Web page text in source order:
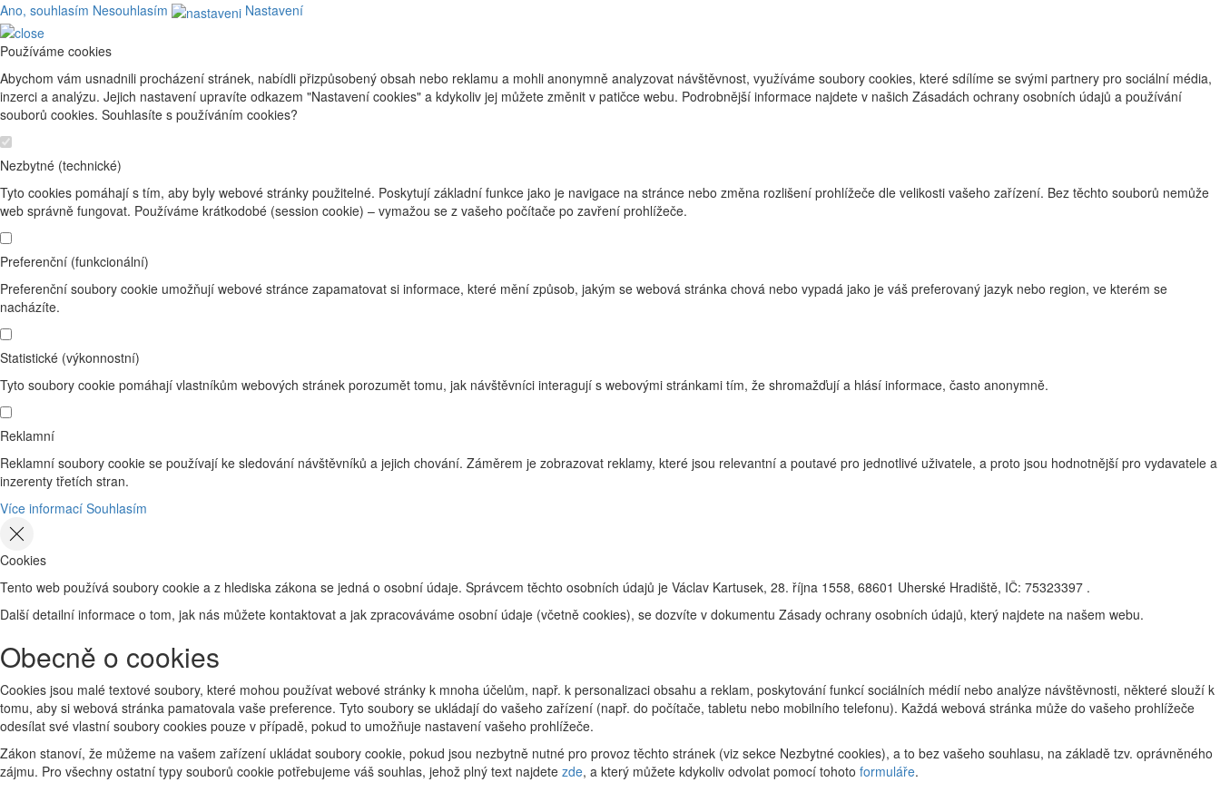
Ano, souhlasím Nesouhlasím Nastavení
Používáme cookies
Abychom vám usnadnili procházení stránek, nabídli přizpůsobený obsah nebo reklamu a mohli anonymně analyzovat návštěvnost, využíváme soubory cookies, které sdílíme se svými partnery pro sociální média,
inzerci a analýzu. Jejich nastavení upravíte odkazem "Nastavení cookies" a kdykoliv jej můžete změnit v patičce webu. Podrobnější informace najdete v našich Zásadách ochrany osobních údajů a používání
souborů cookies. Souhlasíte s používáním cookies?
Nezbytné (technické)
Tyto cookies pomáhají s tím, aby byly webové stránky použitelné. Poskytují základní funkce jako je navigace na stránce nebo změna rozlišení prohlížeče dle velikosti vašeho zařízení. Bez těchto souborů nemůže
web správně fungovat. Používáme krátkodobé (session cookie) – vymažou se z vašeho počítače po zavření prohlížeče.
Preferenční (funkcionální)
Preferenční soubory cookie umožňují webové stránce zapamatovat si informace, které mění způsob, jakým se webová stránka chová nebo vypadá jako je váš preferovaný jazyk nebo region, ve kterém se
nacházíte.
Statistické (výkonnostní)
Tyto soubory cookie pomáhají vlastníkům webových stránek porozumět tomu, jak návštěvníci interagují s webovými stránkami tím, že shromažďují a hlásí informace, často anonymně.
Reklamní
Reklamní soubory cookie se používají ke sledování návštěvníků a jejich chování. Záměrem je zobrazovat reklamy, které jsou relevantní a poutavé pro jednotlivé uživatele, a proto jsou hodnotnější pro vydavatele a
inzerenty třetích stran.
Více informací Souhlasím
Cookies
Tento web používá soubory cookie a z hlediska zákona se jedná o osobní údaje. Správcem těchto osobních údajů je Václav Kartusek, 28. října 1558, 68601 Uherské Hradiště, IČ: 75323397 .
Další detailní informace o tom, jak nás můžete kontaktovat a jak zpracováváme osobní údaje (včetně cookies), se dozvíte v dokumentu Zásady ochrany osobních údajů, který najdete na našem webu.
Obecně o cookies
Cookies jsou malé textové soubory, které mohou používat webové stránky k mnoha účelům, např. k personalizaci obsahu a reklam, poskytování funkcí sociálních médií nebo analýze návštěvnosti, některé slouží k
tomu, aby si webová stránka pamatovala vaše preference. Tyto soubory se ukládají do vašeho zařízení (např. do počítače, tabletu nebo mobilního telefonu). Každá webová stránka může do vašeho prohlížeče
odesílat své vlastní soubory cookies pouze v případě, pokud to umožňuje nastavení vašeho prohlížeče.
Zákon stanoví, že můžeme na vašem zařízení ukládat soubory cookie, pokud jsou nezbytně nutné pro provoz těchto stránek (viz sekce Nezbytné cookies), a to bez vašeho souhlasu, na základě tzv. oprávněného
zájmu. Pro všechny ostatní typy souborů cookie potřebujeme váš souhlas, jehož plný text najdete zde, a který můžete kdykoliv odvolat pomocí tohoto formuláře.